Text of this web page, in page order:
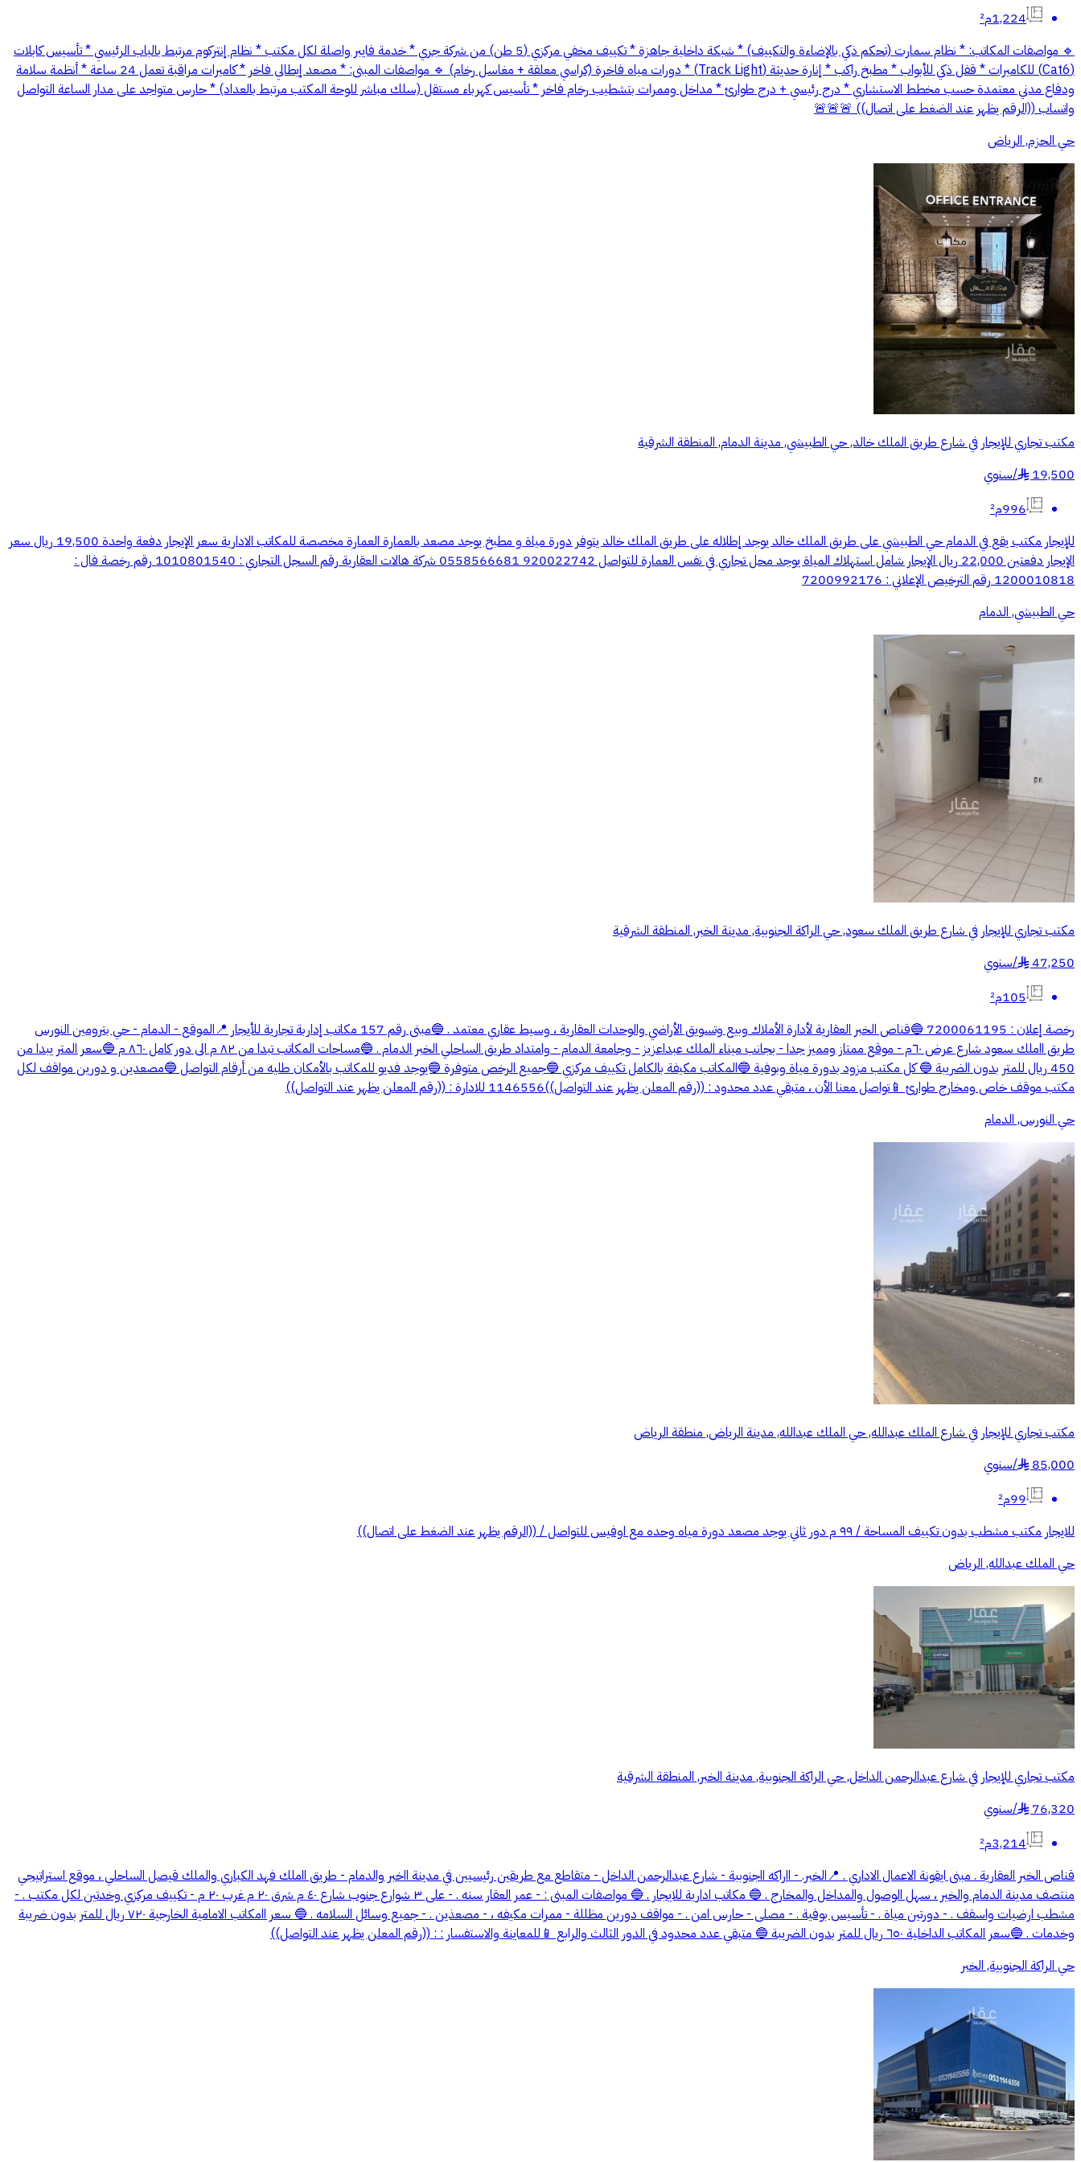
1,224م²
🔹 مواصفات المكاتب: * نظام سمارت (تحكم ذكي بالإضاءة والتكييف) * شبكة داخلية جاهزة * تكييف مخفي مركزي (5 طن) من شركة جري * خدمة فايبر واصلة لكل مكتب * نظام إنتركوم مرتبط بالباب الرئيسي * تأسيس كابلات
(Cat6) للكاميرات * قفل ذكي للأبواب * مطبخ راكب * إنارة حديثة (Track Light) * دورات مياه فاخرة (كراسي معلقة + مغاسل رخام) 🔹 مواصفات المبنى: * مصعد إيطالي فاخر * كاميرات مراقبة تعمل 24 ساعة * أنظمة سلامة
ودفاع مدني معتمدة حسب مخطط الاستشاري * درج رئيسي + درج طوارئ * مداخل وممرات بتشطيب رخام فاخر * تأسيس كهرباء مستقل (سلك مباشر للوحة المكتب مرتبط بالعداد) * حارس متواجد على مدار الساعة التواصل
واتساب ((الرقم يظهر عند الضغط على اتصال)) 🚨🚨🚨
حي الحزم, الرياض
مكتب تجاري للإيجار في شارع طريق الملك خالد, حي الطبيشي, مدينة الدمام, المنطقة الشرقية
19,500
§
/سنوي
996م²
للإيجار مكتب يقع في الدمام حي الطبيشي على طريق الملك خالد يوجد إطلاله على طريق الملك خالد يتوفر دورة مياة و مطبخ يوجد مصعد بالعمارة العمارة مخصصة للمكاتب الادارية سعر الإيجار دفعة واحدة 19,500 ريال سعر
الإيجار دفعتين 22,000 ريال الإيجار شامل استهلاك المياة يوجد محل تجاري في نفس العمارة للتواصل 920022742 0558566681 شركة هالات العقارية رقم السجل التجاري : 1010801540 رقم رخصة فال :
1200010818 رقم الترخيص الإعلاني : 7200992176
حي الطبيشي, الدمام
مكتب تجاري للإيجار في شارع طريق الملك سعود, حي الراكة الجنوبية, مدينة الخبر, المنطقة الشرقية
47,250
§
/سنوي
105م²
رخصة إعلان : 7200061195 🔵قناص الخبر العقارية لأدارة الأملاك وبيع وتسويق الأراضي والوحدات العقارية ، وسيط عقاري معتمد . 🔵مبنى رقم 157 مكاتب إداربة تجارية للأيجار 📍الموقع - الدمام - حي بترومين النورس
طريق ااملك سعود شارع عرض ٦٠م - موقع ممتاز ومميز جدا - بجانب ميناء الملك عبداعزيز - وجامعة الدمام - وامتداد طريق الساحلي الخبر الدمام . 🔵مساحات المكاتب تبدا من ٨٢ م الى دور كامل ٨٦٠ م 🔵سعر المتر يبدا من
450 ريال للمتر بدون الضريبة 🔵 كل مكتب مزود بدورة مياة وبوفية 🔵المكاتب مكيفة بالكامل تكييف مركزي 🔵جميع الرخص متوفرة 🔵يوجد فديو للمكاتب بالأمكان طليه من أرقام التواصل 🔵مصعدين و دورين مواقف لكل
مكتب موقف خاص ومخارج طوارئ 📱تواصل معنا الأن ، متبقي عدد محدود : ((رقم المعلن يظهر عند التواصل))1146556 للادارة : ((رقم المعلن يظهر عند التواصل))
حي النورس, الدمام
مكتب تجاري للإيجار في شارع الملك عبدالله, حي الملك عبدالله, مدينة الرياض, منطقة الرياض
85,000
§
/سنوي
99م²
للايجار مكتب مشطب بدون تكييف المساحة / ٩٩ م دور ثاني يوجد مصعد دورة مياه وحده مع اوفيس للتواصل / ((الرقم يظهر عند الضغط على اتصال))
حي الملك عبدالله, الرياض
مكتب تجاري للإيجار في شارع عبدالرحمن الداخل, حي الراكة الجنوبية, مدينة الخبر, المنطقة الشرقية
76,320
§
/سنوي
3,214م²
قناص الخبر العقارية . مبنى ايقونة الاعمال الاداري . 📍الخبر. - ااراكه ااجنوببة - شارع عبدالرحمن الداخل - متقاطع مع طريقين رئيسيين في مدينة ااخبر والدمام - طريق ااملك فهد الكباري والملك قيصل الساحلي ، موقع استراتيجي
منتصف مدينة الدمام والخير ، سهل الوصول والمداخل والمخارج . 🔵 مكاتب ادارية للايجار . 🔵 مواصفات المبنى : - عمر العقار سنه . - على ٣ شوارع جنوب شارع ٤٠ م شرق ٢٠ م غرب ٢٠ م - تكييف مركزي وخدتين لكل مكتب . -
مشطب ارضيات واسقف . - دورتين مياة . - تأسيس بوفية . - مصلى - حارس امن . - مواقف دورين مظللة - ممرات مكيفه ، - مصعذين . - جميع وسائل السلامه . 🔵 سعر اامكاتب الامامية الخارجية ٧٢٠ ريال للمتر بدون ضريبة
وخدمات . 🔵سعر المكاتب الداخلية ٦٥٠ ريال للمتر بدون الضريبة 🔵 متبقي عدد محدود في الدور الثالث والرابع 📱للمعاينة والاستفسار : : ((رقم المعلن يظهر عند التواصل))
حي الراكة الجنوبية, الخبر